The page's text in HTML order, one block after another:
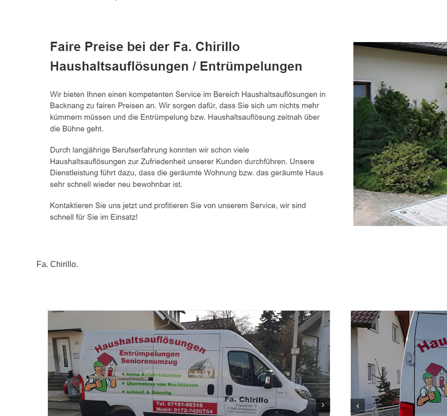
Fa. Chirillo.